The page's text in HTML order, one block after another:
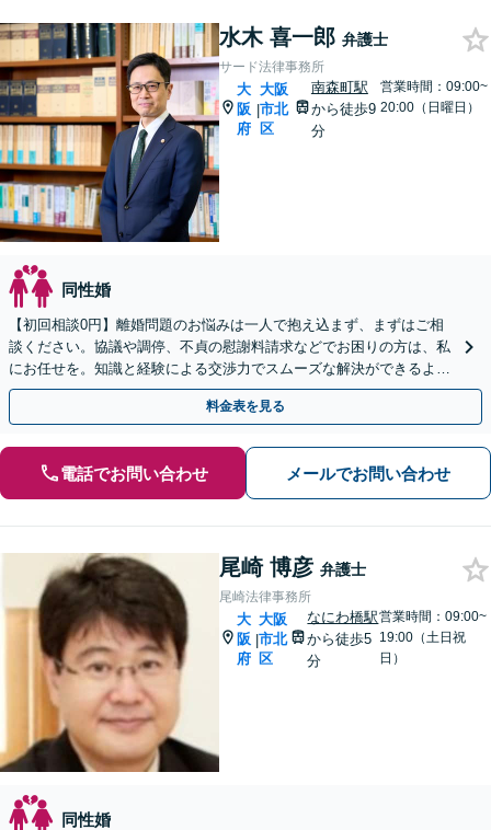
水木 喜一郎 弁護士
サード法律事務所
大
阪
府
|
大阪
市北
区
南森町駅
から徒歩9
分
営業時間：09:00~
20:00（日曜日）
同性婚
【初回相談0円】離婚問題のお悩みは一人で抱え込まず、まずはご相
談ください。協議や調停、不貞の慰謝料請求などでお困りの方は、私
にお任せを。知識と経験による交渉力でスムーズな解決ができるよう
全力でサポートします。
料金表を見る
電話でお問い合わせ メールでお問い合わせ
尾崎 博彦 弁護士
尾崎法律事務所
大
阪
府
|
大阪
市北
区
なにわ橋駅
から徒歩5
分
営業時間：09:00~
19:00（土日祝
日）
同性婚